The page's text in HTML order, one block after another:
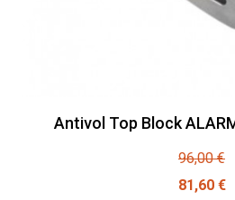
Antivol Top Block
96,00 €
81,60 €